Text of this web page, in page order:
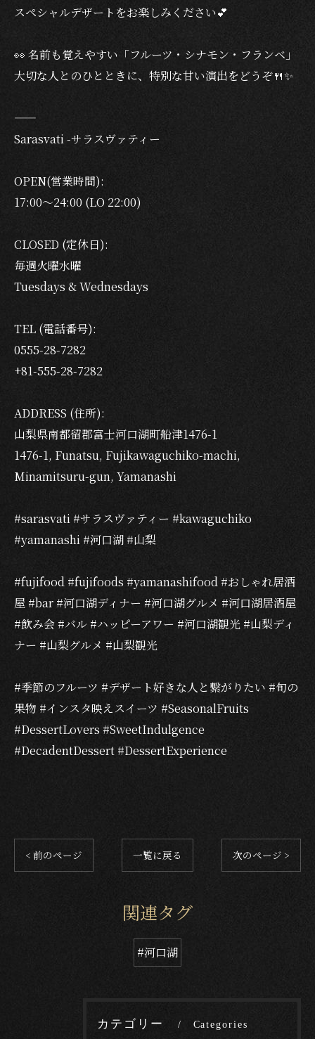
スペシャルデザートをお楽しみください💕
👀 名前も覚えやすい「フルーツ・シナモン・フランベ」
大切な人とのひとときに、特別な甘い演出をどうぞ🍴✨
——
Sarasvati -サラスヴァティー
OPEN(営業時間):
17:00〜24:00 (LO 22:00)
CLOSED (定休日):
毎週火曜水曜
Tuesdays & Wednesdays
TEL (電話番号):
0555-28-7282
+81-555-28-7282
ADDRESS (住所):
山梨県南都留郡富士河口湖町船津1476-1
1476-1, Funatsu, Fujikawaguchiko-machi,
Minamitsuru-gun, Yamanashi
#sarasvati #サラスヴァティー #kawaguchiko
#yamanashi #河口湖 #山梨
#fujifood #fujifoods #yamanashifood #おしゃれ居酒
屋 #bar #河口湖ディナー #河口湖グルメ #河口湖居酒屋
#飲み会 #バル #ハッピーアワー #河口湖観光 #山梨ディ
ナー #山梨グルメ #山梨観光
#季節のフルーツ #デザート好きな人と繋がりたい #旬の
果物 #インスタ映えスイーツ #SeasonalFruits
#DessertLovers #SweetIndulgence
#DecadentDessert #DessertExperience
< 前のページ 一覧に戻る 次のページ >
関連タグ
#河口湖
カテゴリー Categories